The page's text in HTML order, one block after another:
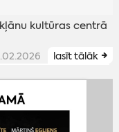
kultūras centrā
lasīt tālāk